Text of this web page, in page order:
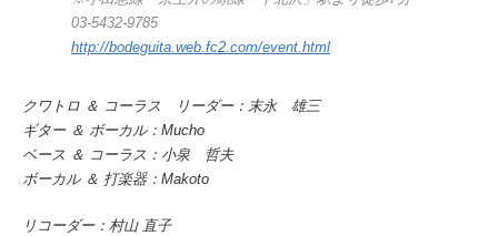
03-5432-9785
http://bodeguita.web.fc2.com/event.html
クワトロ ＆ コーラス リーダー：末永 雄三
ギター ＆ ボーカル：Mucho
ベース ＆ コーラス：小泉 哲夫
ボーカル ＆ 打楽器：Makoto
リコーダー：村山 直子